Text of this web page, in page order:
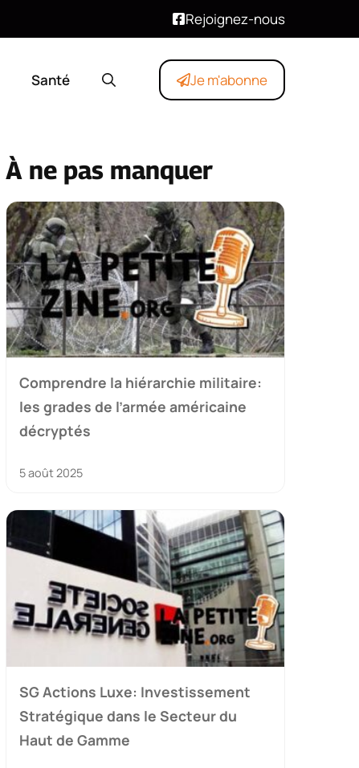
Rejoignez-nous
Santé Je m'abonne
À ne pas manquer
Comprendre la hiérarchie militaire:
les grades de l’armée américaine
décryptés
5 août 2025
SG Actions Luxe: Investissement
Stratégique dans le Secteur du
Haut de Gamme